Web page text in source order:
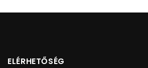
ELÉRHETŐSÉG